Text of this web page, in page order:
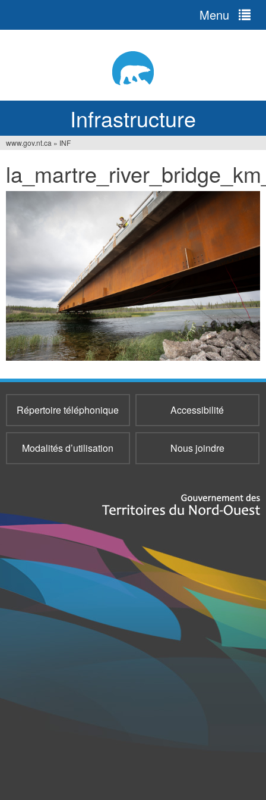
Infrastructure
Menu
êtes
ici
www.gov.nt.ca » INF
Répertoire téléphonique Accessibilité
Modalités d’utilisation Nous joindre